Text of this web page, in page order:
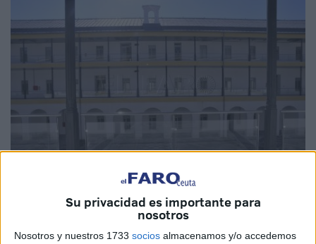
Su privacidad es importante para
nosotros
Nosotros y nuestros 1733 socios almacenamos y/o accedemos
Imagen de archivo